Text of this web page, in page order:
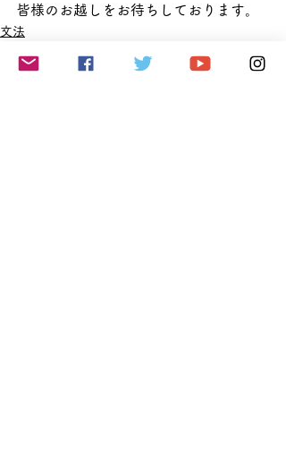
皆様のお越しをお待ちしております。
文法